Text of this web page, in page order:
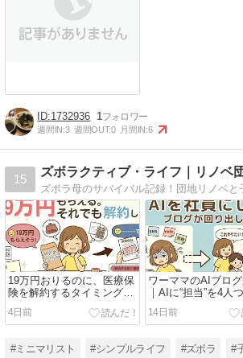
1732936 1
週間IN:3 週間OUT:0 月間IN:6
15
19万円おりるのに、医療保
険を解約するタイミングの
4日前
ワーママのAIブロ
｜AIに“担当”を4人
回り出した話
14日前
#ミニマリスト #シンプルライフ #ズボラ #